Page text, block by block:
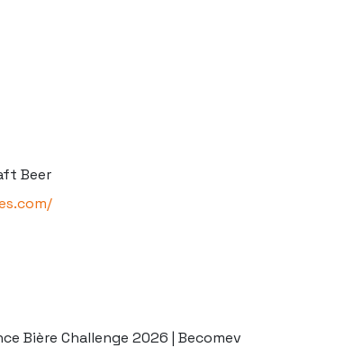
Beer
Bière Challenge 2026 | Becomev